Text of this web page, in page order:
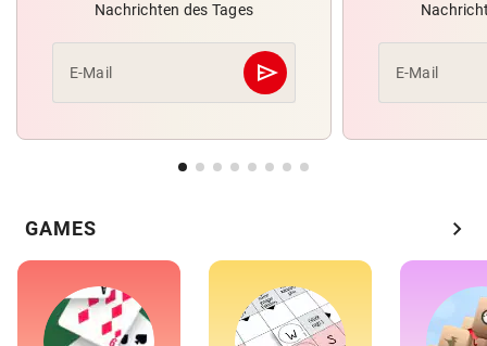
Nachrichten des Tages
E-Mail send
Abschicken E-Mail
GAMES chevron_right